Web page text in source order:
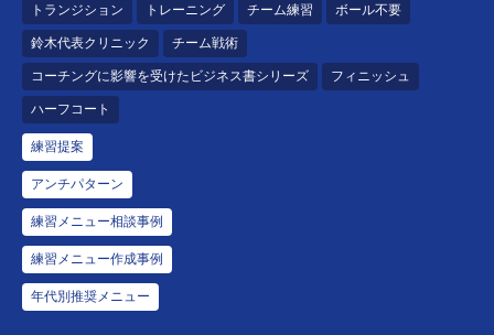
トランジション トレーニング チーム練習 ボール不要
鈴木代表クリニック チーム戦術
コーチングに影響を受けたビジネス書シリーズ フィニッシュ
ハーフコート
練習提案
アンチパターン
練習メニュー相談事例
練習メニュー作成事例
年代別推奨メニュー